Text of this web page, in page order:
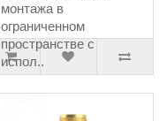
монтажа в
ограниченном
пространстве с
испол..